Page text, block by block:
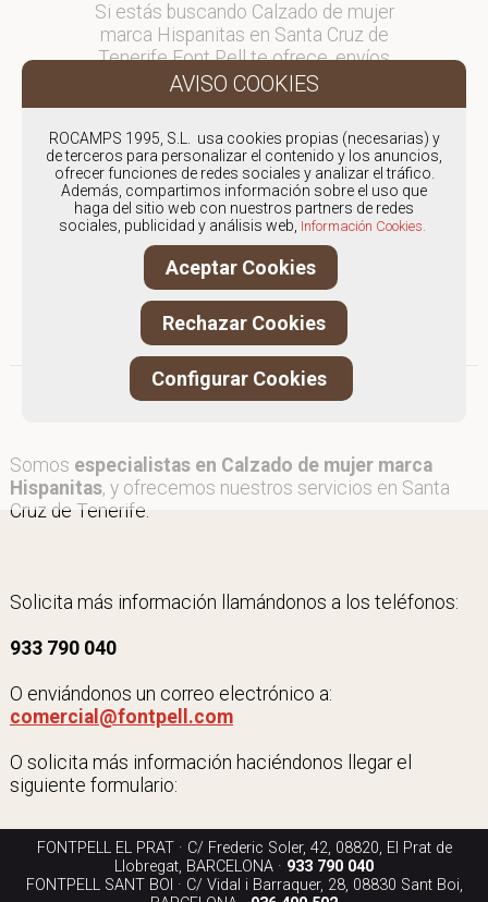
Si estás buscando Calzado de mujer
marca Hispanitas en Santa Cruz de
Tenerife Font Pell te ofrece, envíos
y devoluciones gratuítos a Península
y Baleares, para otros destinos
consultar
en comercial@fontpell.com.
Los envíos a Santa Cruz de Tenerife
gestionados entre semana se
entregarán en menos de 48 horas;
los pedidos realizados en fin de
semana, el producto se enviará a
partir del lunes.
Somos especialistas en Calzado de mujer marca
Hispanitas, y ofrecemos nuestros servicios en Santa
Cruz de Tenerife.
Solicita más información llamándonos a los teléfonos:
933 790 040
O enviándonos un correo electrónico a:
comercial@fontpell.com
O solicita más información haciéndonos llegar el
siguiente formulario:
FONTPELL EL PRAT · C/ Frederic Soler, 42, 08820, El Prat de
Llobregat, BARCELONA · 933 790 040
FONTPELL SANT BOI · C/ Vidal i Barraquer, 28, 08830 Sant Boi,
ROCAMPS 1995, S.L. usa cookies propias (necesarias) y
de terceros para personalizar el contenido y los anuncios,
ofrecer funciones de redes sociales y analizar el tráfico.
Además, compartimos información sobre el uso que
haga del sitio web con nuestros partners de redes
sociales, publicidad y análisis web, Información Cookies.
Aceptar Cookies
Rechazar Cookies
Configurar Cookies